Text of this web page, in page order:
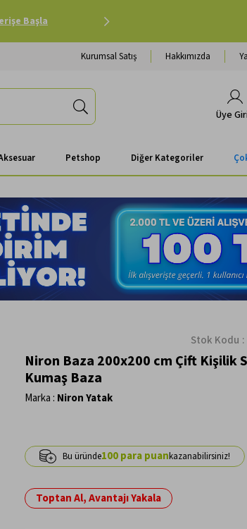
Başla
Kurumsal Satış Hakkımızda
Üye
Petshop Diğer Kategoriler
Stok Kodu
Niron Baza 200x200 cm Çift Kişilik
Kumaş Baza
Marka : Niron Yatak
100
Toptan Al, Avantajı Yakala